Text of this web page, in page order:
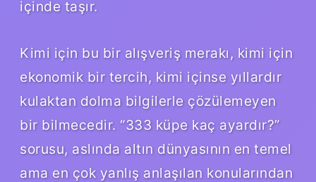
içinde taşır.
Kimi için bu bir alışveriş merakı, kimi için
ekonomik bir tercih, kimi içinse yıllardır
kulaktan dolma bilgilerle çözülemeyen
bir bilmecedir. “333 küpe kaç ayardır?”
sorusu, aslında altın dünyasının en temel
ama en çok yanlış anlaşılan konularından